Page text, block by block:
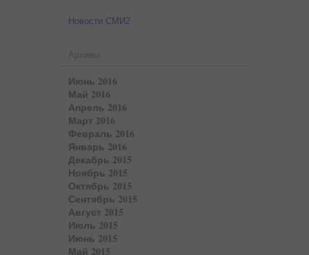
Новости СМИ2
Архивы
Июнь 2016
Май 2016
Апрель 2016
Март 2016
Февраль 2016
Январь 2016
Декабрь 2015
Ноябрь 2015
Октябрь 2015
Сентябрь 2015
Август 2015
Июль 2015
Июнь 2015
Май 2015